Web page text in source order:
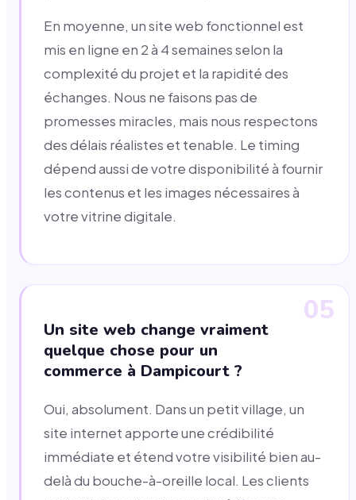
En moyenne, un site web fonctionnel est
mis en ligne en 2 à 4 semaines selon la
complexité du projet et la rapidité des
échanges. Nous ne faisons pas de
promesses miracles, mais nous respectons
des délais réalistes et tenable. Le timing
dépend aussi de votre disponibilité à fournir
les contenus et les images nécessaires à
votre vitrine digitale.
05
Un site web change vraiment
quelque chose pour un
commerce à Dampicourt ?
Oui, absolument. Dans un petit village, un
site internet apporte une crédibilité
immédiate et étend votre visibilité bien au-
delà du bouche-à-oreille local. Les clients